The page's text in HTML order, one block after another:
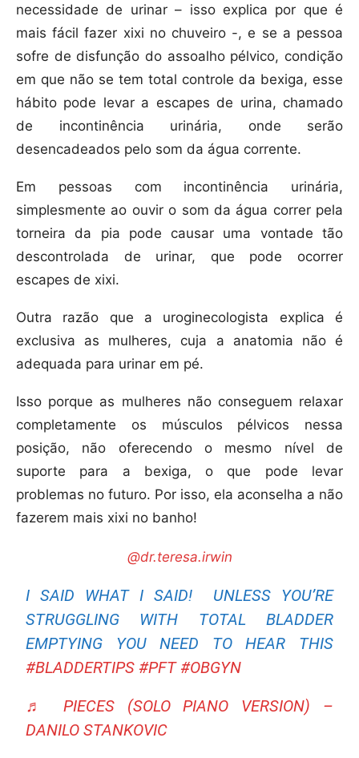
necessidade de urinar – isso explica por que é
mais fácil fazer xixi no chuveiro -, e se a pessoa
sofre de disfunção do assoalho pélvico, condição
em que não se tem total controle da bexiga, esse
hábito pode levar a escapes de urina, chamado
de incontinência urinária, onde serão
desencadeados pelo som da água corrente.
Em pessoas com incontinência urinária,
simplesmente ao ouvir o som da água correr pela
torneira da pia pode causar uma vontade tão
descontrolada de urinar, que pode ocorrer
escapes de xixi.
Outra razão que a uroginecologista explica é
exclusiva as mulheres, cuja a anatomia não é
adequada para urinar em pé.
Isso porque as mulheres não conseguem relaxar
completamente os músculos pélvicos nessa
posição, não oferecendo o mesmo nível de
suporte para a bexiga, o que pode levar
problemas no futuro. Por isso, ela aconselha a não
fazerem mais xixi no banho!
@dr.teresa.irwin
I SAID WHAT I SAID! UNLESS YOU’RE
STRUGGLING WITH TOTAL BLADDER
EMPTYING YOU NEED TO HEAR THIS
#BLADDERTIPS #PFT #OBGYN
♬ PIECES (SOLO PIANO VERSION) –
DANILO STANKOVIC